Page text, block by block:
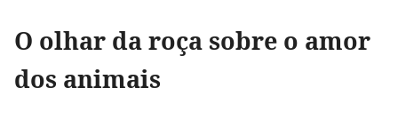
O olhar da roça sobre o amor
dos animais